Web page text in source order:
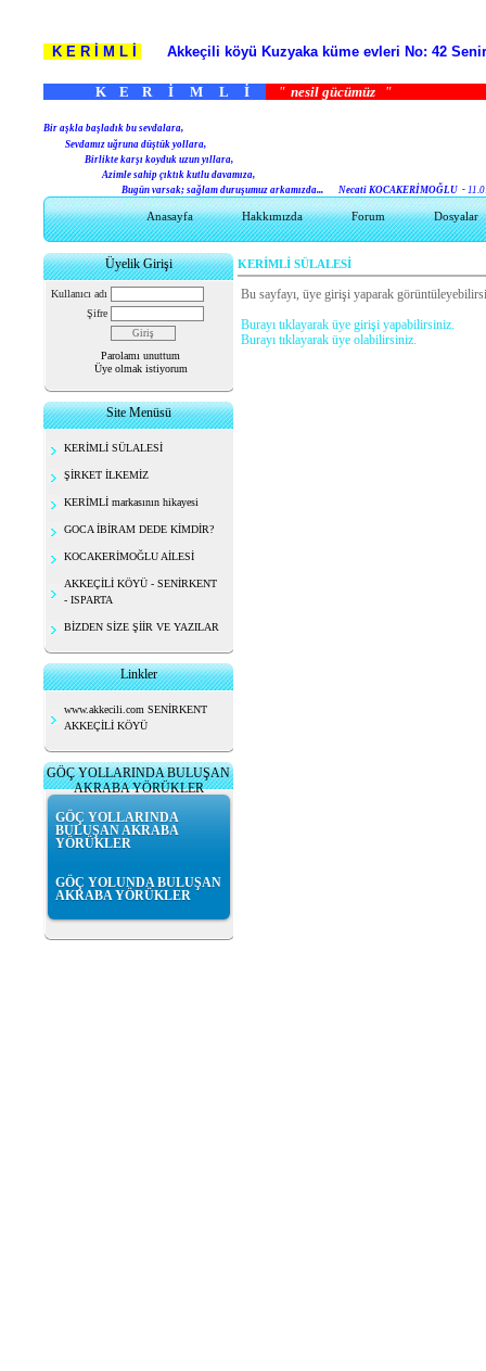
K E R İ M L İ Akkeçili köyü Kuzyaka küme evleri No: 42
K E R İ M L İ " nesil gücümüz
Bir aşkla başladık bu sevdalara,
Sevdamız uğruna düştük yollara,
Birlikte karşı koyduk uzun yıllara,
Azimle sahip çıktık kutlu davamıza,
Bugün varsak; sağlam duruşumuz arkamızda...
Necati KOCAKERİMOĞLU -
Anasayfa Hakkımızda Forum Dosyalar
Üyelik Girişi
Kullanıcı adı
Şifre
Parolamı unuttum
Üye olmak istiyorum
Site Menüsü
KERİMLİ SÜLALESİ
ŞİRKET İLKEMİZ
KERİMLİ markasının hikayesi
GOCA İBİRAM DEDE KİMDİR?
KOCAKERİMOĞLU AİLESİ
AKKEÇİLİ KÖYÜ - SENİRKENT
- ISPARTA
BİZDEN SİZE ŞİİR VE YAZILAR
Linkler
www.akkecili.com SENİRKENT
AKKEÇİLİ KÖYÜ
GÖÇ YOLLARINDA BULUŞAN
AKRABA YÖRÜKLER
GÖÇ YOLLARINDA
BULUŞAN AKRABA
YÖRÜKLER
GÖÇ YOLUNDA BULUŞAN
AKRABA YÖRÜKLER
KERİMLİ SÜLALESİ
Bu sayfayı, üye girişi yaparak
Burayı tıklayarak üye girişi yapabilirsiniz.
Burayı tıklayarak üye olabilirsiniz.